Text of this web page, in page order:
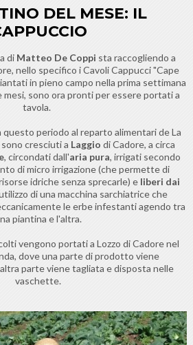
DEL MESE: IL
di Matteo De Coppi sta raccogliendo a
nello specifico i Cavoli Cappucci "Cape
in pieno campo nella prima settimana
mesi, sono ora pronti per essere portati a
tavola.
periodo al reparto alimentari de La
cresciuti a Laggio di Cadore, a circa
, circondati dall'aria pura, irrigati secondo
di micro irrigazione (che permette di
idriche senza sprecarle) e liberi dai
di una macchina sarchiatrice che
le erbe infestanti agendo tra
piantina e l'altra.
vengono portati a Lozzo di Cadore nel
dove una parte di prodotto viene
parte viene tagliata e disposta nelle
vaschette.